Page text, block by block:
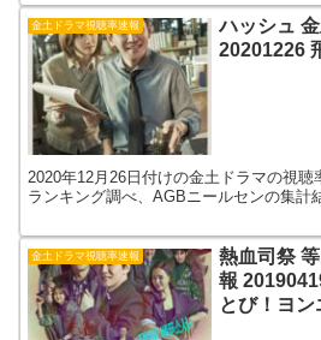
金土ドラマ視聴率速報
ハッシュ
20201226
2020年12月26日付けの金土ドラマの視
ランキング調べ、AGBニールセンの集計
金土ドラマ視聴率速報
熱血司祭
報
とび！ヨ